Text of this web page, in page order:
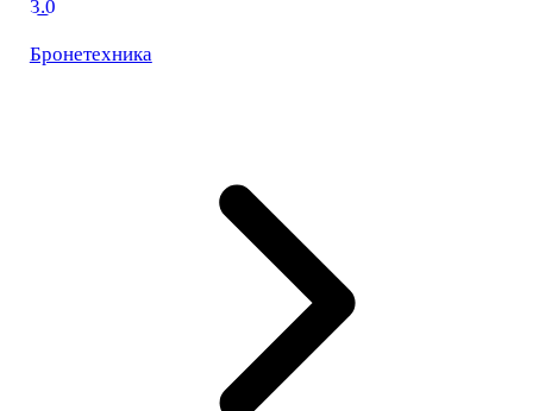
3.0
Бронетехника